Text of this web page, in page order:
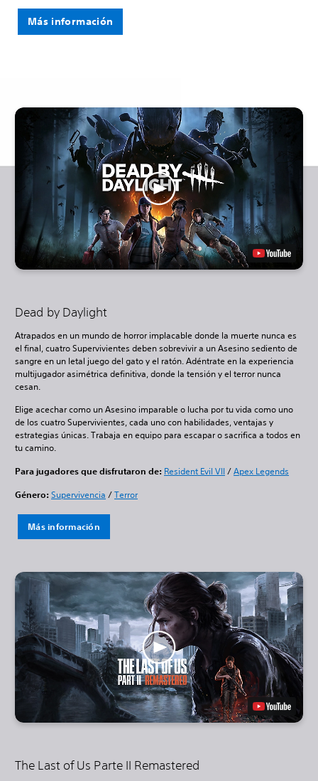
Más información
Dead by Daylight
Atrapados en un mundo de horror implacable donde la muerte nunca es
el final, cuatro Supervivientes deben sobrevivir a un Asesino sediento de
sangre en un letal juego del gato y el ratón. Adéntrate en la experiencia
multijugador asimétrica definitiva, donde la tensión y el terror nunca
cesan.
Elige acechar como un Asesino imparable o lucha por tu vida como uno
de los cuatro Supervivientes, cada uno con habilidades, ventajas y
estrategias únicas. Trabaja en equipo para escapar o sacrifica a todos en
tu camino.
Para jugadores que disfrutaron de: Resident Evil VII /Apex Legends
Género: Supervivencia /Terror
Más información
The Last of Us Parte II Remastered